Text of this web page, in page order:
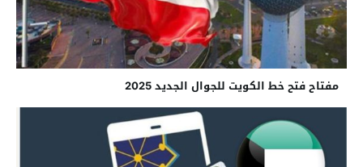
مفتاح فتح خط الكويت للجوال الجديد 2025